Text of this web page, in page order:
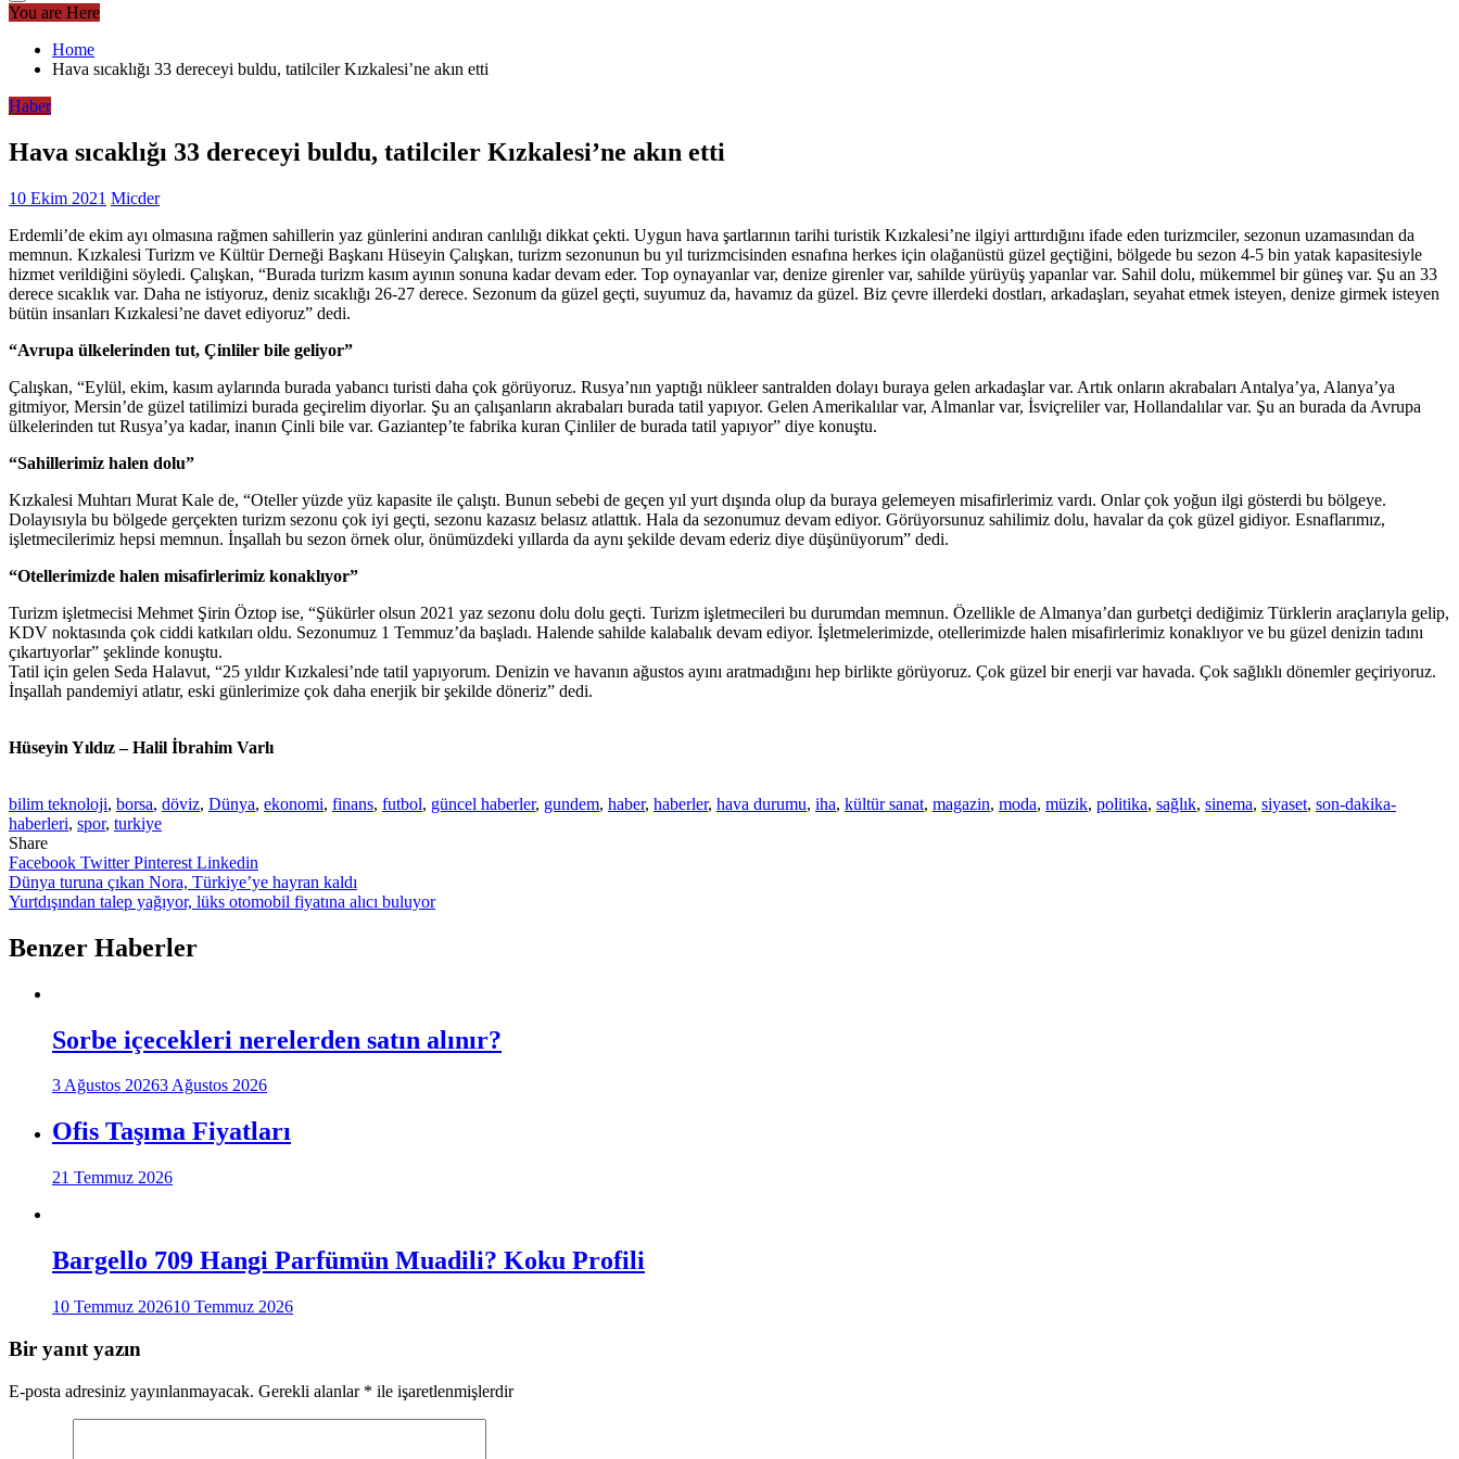
You are Here
Home
Hava sıcaklığı 33 dereceyi buldu, tatilciler Kızkalesi’ne akın etti
Haber
Hava sıcaklığı 33 dereceyi buldu, tatilciler Kızkalesi’ne akın etti
10 Ekim 2021 Micder
Erdemli’de ekim ayı olmasına rağmen sahillerin yaz günlerini andıran canlılığı dikkat çekti. Uygun hava şartlarının tarihi turistik Kızkalesi’ne ilgiyi arttırdığını ifade eden turizmciler, sezonun uzamasından da
memnun. Kızkalesi Turizm ve Kültür Derneği Başkanı Hüseyin Çalışkan, turizm sezonunun bu yıl turizmcisinden esnafına herkes için olağanüstü güzel geçtiğini, bölgede bu sezon 4-5 bin yatak kapasitesiyle
hizmet verildiğini söyledi. Çalışkan, “Burada turizm kasım ayının sonuna kadar devam eder. Top oynayanlar var, denize girenler var, sahilde yürüyüş yapanlar var. Sahil dolu, mükemmel bir güneş var. Şu an 33
derece sıcaklık var. Daha ne istiyoruz, deniz sıcaklığı 26-27 derece. Sezonum da güzel geçti, suyumuz da, havamız da güzel. Biz çevre illerdeki dostları, arkadaşları, seyahat etmek isteyen, denize girmek isteyen
bütün insanları Kızkalesi’ne davet ediyoruz” dedi.
“Avrupa ülkelerinden tut, Çinliler bile geliyor”
Çalışkan, “Eylül, ekim, kasım aylarında burada yabancı turisti daha çok görüyoruz. Rusya’nın yaptığı nükleer santralden dolayı buraya gelen arkadaşlar var. Artık onların akrabaları Antalya’ya, Alanya’ya
gitmiyor, Mersin’de güzel tatilimizi burada geçirelim diyorlar. Şu an çalışanların akrabaları burada tatil yapıyor. Gelen Amerikalılar var, Almanlar var, İsviçreliler var, Hollandalılar var. Şu an burada da Avrupa
ülkelerinden tut Rusya’ya kadar, inanın Çinli bile var. Gaziantep’te fabrika kuran Çinliler de burada tatil yapıyor” diye konuştu.
“Sahillerimiz halen dolu”
Kızkalesi Muhtarı Murat Kale de, “Oteller yüzde yüz kapasite ile çalıştı. Bunun sebebi de geçen yıl yurt dışında olup da buraya gelemeyen misafirlerimiz vardı. Onlar çok yoğun ilgi gösterdi bu bölgeye.
Dolayısıyla bu bölgede gerçekten turizm sezonu çok iyi geçti, sezonu kazasız belasız atlattık. Hala da sezonumuz devam ediyor. Görüyorsunuz sahilimiz dolu, havalar da çok güzel gidiyor. Esnaflarımız,
işletmecilerimiz hepsi memnun. İnşallah bu sezon örnek olur, önümüzdeki yıllarda da aynı şekilde devam ederiz diye düşünüyorum” dedi.
“Otellerimizde halen misafirlerimiz konaklıyor”
Turizm işletmecisi Mehmet Şirin Öztop ise, “Şükürler olsun 2021 yaz sezonu dolu dolu geçti. Turizm işletmecileri bu durumdan memnun. Özellikle de Almanya’dan gurbetçi dediğimiz Türklerin araçlarıyla gelip,
KDV noktasında çok ciddi katkıları oldu. Sezonumuz 1 Temmuz’da başladı. Halende sahilde kalabalık devam ediyor. İşletmelerimizde, otellerimizde halen misafirlerimiz konaklıyor ve bu güzel denizin tadını
çıkartıyorlar” şeklinde konuştu.
Tatil için gelen Seda Halavut, “25 yıldır Kızkalesi’nde tatil yapıyorum. Denizin ve havanın ağustos ayını aratmadığını hep birlikte görüyoruz. Çok güzel bir enerji var havada. Çok sağlıklı dönemler geçiriyoruz.
İnşallah pandemiyi atlatır, eski günlerimize çok daha enerjik bir şekilde döneriz” dedi.
Hüseyin Yıldız – Halil İbrahim Varlı
bilim teknoloji, borsa, döviz, Dünya, ekonomi, finans, futbol, güncel haberler, gundem, haber, haberler, hava durumu, iha, kültür sanat, magazin, moda, müzik, politika, sağlık, sinema, siyaset, son-dakika-
haberleri, spor, turkiye
Share
Facebook TwitterPinterest Linkedin
Yazı
gezinmesi
Dünya turuna çıkan Nora, Türkiye’ye hayran kaldı
Yurtdışından talep yağıyor, lüks otomobil fiyatına alıcı buluyor
Benzer Haberler
Sorbe içecekleri nerelerden satın alınır?
3 Ağustos 20263 Ağustos 2026
Ofis Taşıma Fiyatları
21 Temmuz 2026
Bargello 709 Hangi Parfümün Muadili? Koku Profili
10 Temmuz 202610 Temmuz 2026
Bir yanıt yazın
E-posta adresiniz yayınlanmayacak. Gerekli alanlar * ile işaretlenmişlerdir